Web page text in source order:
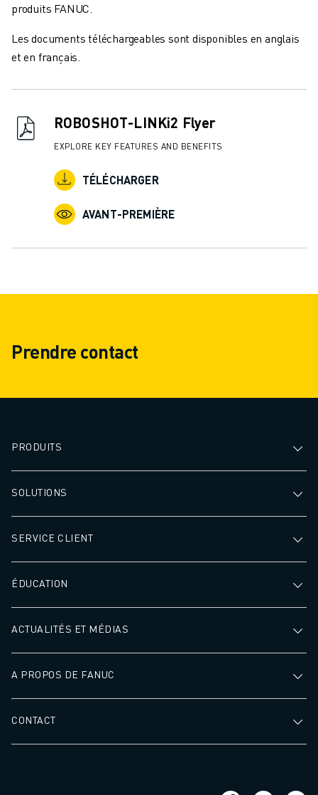
produits FANUC.
Les documents téléchargeables sont disponibles en anglais
et en français.
ROBOSHOT-LINKi2 Flyer
EXPLORE KEY FEATURES AND BENEFITS
TÉLÉCHARGER
AVANT-PREMIÈRE
Prendre contact
PRODUITS
SOLUTIONS
SERVICE CLIENT
ÉDUCATION
ACTUALITÉS ET MÉDIAS
A PROPOS DE FANUC
CONTACT